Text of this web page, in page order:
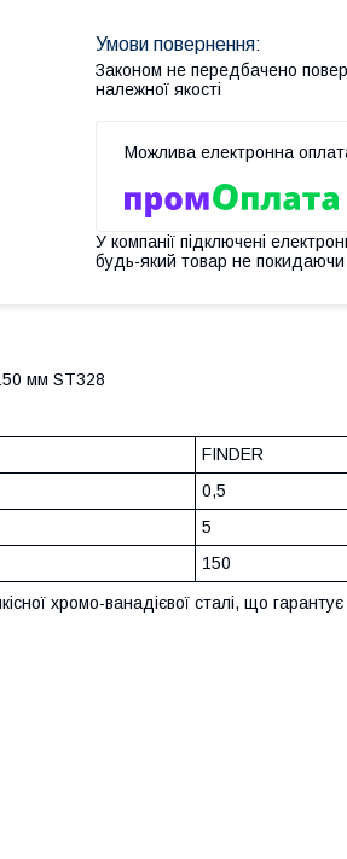
Законом не передбачено
належної якості
У компанії підключені
будь-який товар не покидаючи
мм ST328
FINDER
0,5
5
150
хромо-ванадієвої сталі, що